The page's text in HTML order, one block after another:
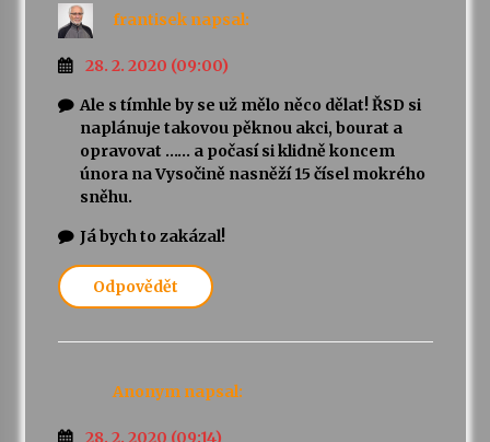
frantisek napsal:
28. 2. 2020 (09:00)
Ale s tímhle by se už mělo něco dělat! ŘSD si
naplánuje takovou pěknou akci, bourat a
opravovat …… a počasí si klidně koncem
února na Vysočině nasněží 15 čísel mokrého
sněhu.
Já bych to zakázal!
Odpovědět
Anonym napsal:
28. 2. 2020 (09:14)